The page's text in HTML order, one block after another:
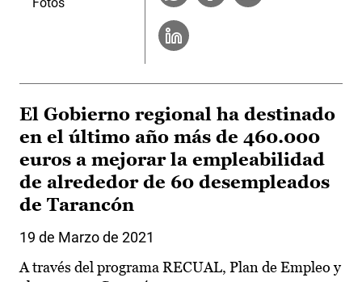
El Gobierno regional ha destinado
en el último año más de 460.000
euros a mejorar la empleabilidad
de alrededor de 60 desempleados
de Tarancón
19 de Marzo de 2021
A través del programa RECUAL, Plan de Empleo y